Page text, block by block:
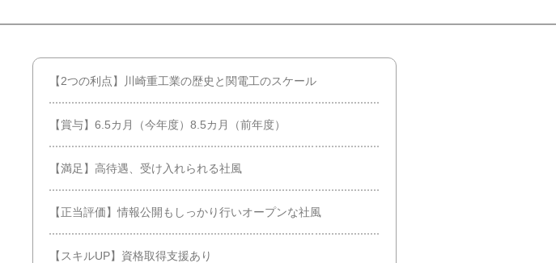
【2つの利点】川崎重工業の歴史と関電工のスケール
【賞与】6.5カ月（今年度）8.5カ月（前年度）
【満足】高待遇、受け入れられる社風
【正当評価】情報公開もしっかり行いオープンな社風
【スキルUP】資格取得支援あり